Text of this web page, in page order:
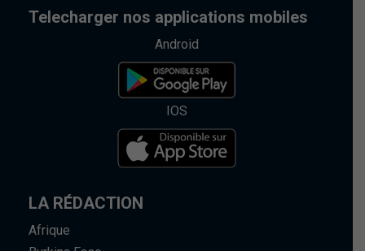
Telecharger nos applications mobiles
Android
IOS
LA RÉDACTION
Afrique